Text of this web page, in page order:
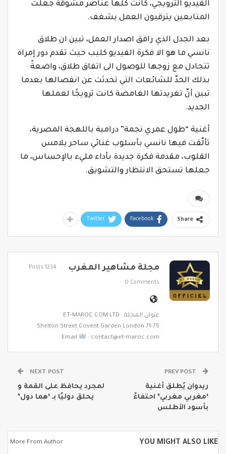
الفيديو الترويجي، كانت كلها عناصر مشوقة جعلت
المتابعين يترقبون العمل بشغف.
بعد الجدل الذي رافق اصدار العمل، تبين ان طلاق
نانسي ما هو الا فكرة الفيديو كليب حيث تقدم دور إمراة
تتجادل مع زوجها للوصول الى اتفاق طلاق، واضعةً
بذلك الحدّ للشائعات التي تحدثت عن انفصالها بعدما
تبين أنّ تغريدتها الغامضة كانت ترويجًا لعملها
الجديد.
أغنية “طول عمري نجمة” درامية باللهجة المصرية،
تألّقت فيها نانسي بأسلوب غنائي ساحر يلامس
القلوب، مقدمة فكرة جديدة بأداء مليء بالإحساس، ما
جعلها تستحق الانتظار والتشويق.
Share
Facebook
Twitter
مجلة مشاهير المغرب 1234 Posts
0 Comments
عنوان المجلة : ET-MAROC.COM LTD
71-75 Shelton Street Covent Garden London
Email
: contact@et-maroc.com
ريدوان يُطلق أغنية
‘مغربي مغربي’ احتفاءً
بأسود الأطلس
NEXT POST
لمجرد يحافظ على القمة و
يحلق دوليًا بـ ‘هما دول’
YOU MIGHT ALSO LIKE
More From Author